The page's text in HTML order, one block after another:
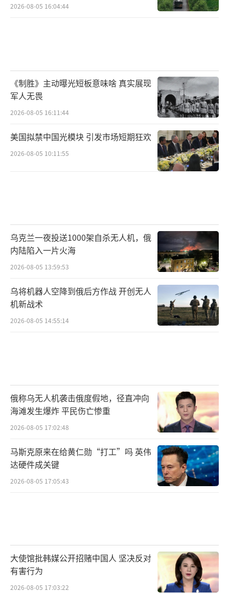
2026-08-05 16:04:44
《制胜》主动曝光短板意味啥 真实展现
军人无畏
2026-08-05 16:11:44
美国拟禁中国光模块 引发市场短期狂欢
2026-08-05 10:11:55
乌克兰一夜投送1000架自杀无人机，俄
内陆陷入一片火海
2026-08-05 13:59:53
乌将机器人空降到俄后方作战 开创无人
机新战术
2026-08-05 14:55:14
俄称乌无人机袭击俄度假地，径直冲向
海滩发生爆炸 平民伤亡惨重
2026-08-05 17:02:48
马斯克原来在给黄仁勋“打工”吗 英伟
达硬件成关键
2026-08-05 17:05:43
大使馆批韩媒公开招赌中国人 坚决反对
有害行为
2026-08-05 17:03:22